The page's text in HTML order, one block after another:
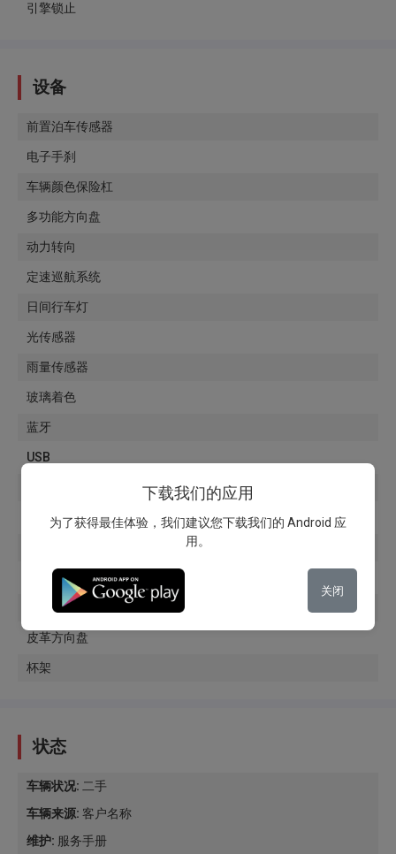
引擎锁止
设备
前置泊车传感器
电子手刹
车辆颜色保险杠
多功能方向盘
动力转向
定速巡航系统
日间行车灯
光传感器
雨量传感器
玻璃着色
蓝牙
USB
启停系统
12V插座
皮革方向盘
杯架
状态
车辆状况: 二手
车辆来源: 客户名称
维护: 服务手册
下载我们的应用
为了获得最佳体验，我们建议您下载我们的 Android 应
用。
关闭